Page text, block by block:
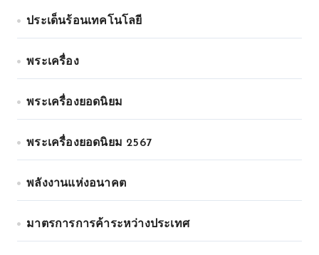
ประเด็นร้อนเทคโนโลยี
พระเครื่อง
พระเครื่องยอดนิยม
พระเครื่องยอดนิยม 2567
พลังงานแห่งอนาคต
มาตรการการค้าระหว่างประเทศ